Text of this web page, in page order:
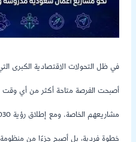
في ظل التحولات الاقتصادية الكبرى
أصبحت الفرصة متاحة أكثر من أي وقت
خطوة فردية، بل أصبح جزءًا من منظومة